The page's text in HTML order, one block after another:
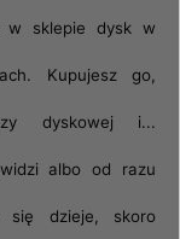
w sklepie dysk w
Kupujesz go,
dyskowej i...
albo od razu
się dzieje, skoro